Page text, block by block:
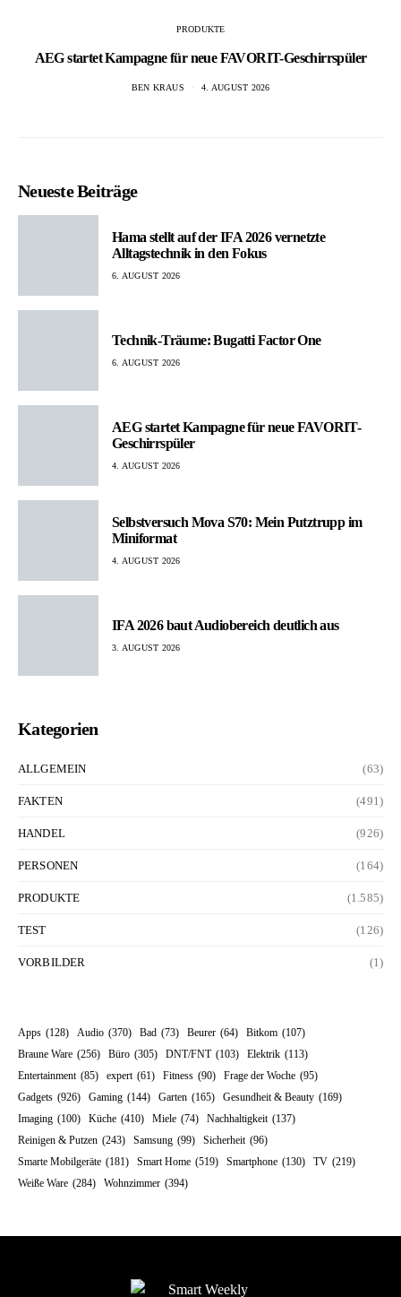
PRODUKTE
AEG startet Kampagne für neue FAVORIT-Geschirrspüler
BEN KRAUS 4. AUGUST 2026
Neueste Beiträge
Hama stellt auf der IFA 2026 vernetzte
Alltagstechnik in den Fokus
6. AUGUST 2026
Technik-Träume: Bugatti Factor One
6. AUGUST 2026
AEG startet Kampagne für neue FAVORIT-
Geschirrspüler
4. AUGUST 2026
Selbstversuch Mova S70: Mein Putztrupp im
Miniformat
4. AUGUST 2026
IFA 2026 baut Audiobereich deutlich aus
3. AUGUST 2026
Kategorien
ALLGEMEIN (63)
FAKTEN (491)
HANDEL (926)
PERSONEN (164)
PRODUKTE (1.585)
TEST (126)
VORBILDER (1)
Apps (128) Audio (370) Bad (73) Beurer (64) Bitkom (107)
Braune Ware (256) Büro (305) DNT/FNT (103) Elektrik (113)
Entertainment (85) expert (61) Fitness (90) Frage der Woche (95)
Gadgets (926) Gaming (144) Garten (165) Gesundheit & Beauty (169)
Imaging (100) Küche (410) Miele (74) Nachhaltigkeit (137)
Reinigen & Putzen (243) Samsung (99) Sicherheit (96)
Smarte Mobilgeräte (181) Smart Home (519) Smartphone (130) TV (219)
Weiße Ware (284) Wohnzimmer (394)